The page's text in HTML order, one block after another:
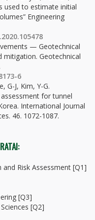
used to estimate initial
Engineering
— Geotechnical
mitigation. Geotechnical
6
G-J, Kim, Y-G.
for tunnel
International Journal
46. 1072-1087.
Risk Assessment [Q1]
[Q3]
[Q2]